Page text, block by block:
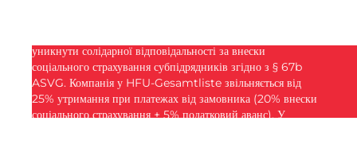
уникнути солідарної відповідальності за внески
соціального страхування субпідрядників згідно з § 67b
ASVG. Компанія у HFU-Gesamtliste звільняється від
25% утримання при платежах від замовника (20% внески
соціального страхування + 5% податковий аванс). У